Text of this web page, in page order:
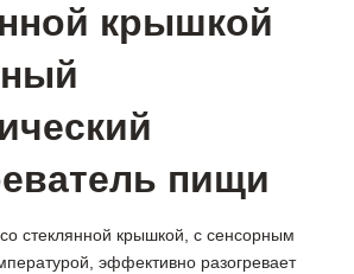
крышкой
пищи
стеклянной крышкой, с сенсорным
эффективно разогревает